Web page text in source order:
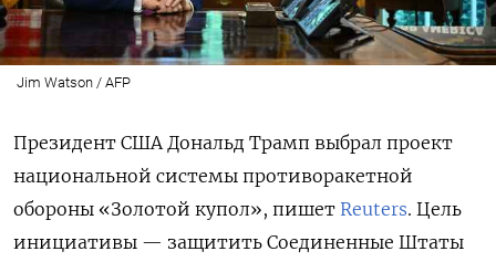
Jim Watson / AFP
Президент США Дональд Трамп выбрал проект
национальной системы противоракетной
обороны «Золотой купол», пишет Reuters. Цель
инициативы — защитить Соединенные Штаты